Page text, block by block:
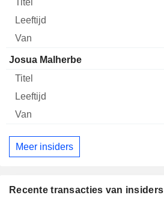
Josua Malherbe
Meer insiders
Recente transacties van insiders